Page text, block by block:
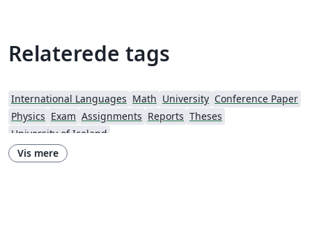
Relaterede tags
International Languages Math University Conference Paper
Physics Exam Assignments Reports Theses
University of Iceland
Vis mere